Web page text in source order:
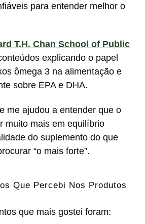
para entender melhor o
T.H. Chan School of Public
explicando o papel
ômega 3 na alimentação e
sobre EPA e DHA.
me ajudou a entender que o
muito mais em equilíbrio
do suplemento do que
“o mais forte”.
Que Percebi Nos Produtos
que mais gostei foram: